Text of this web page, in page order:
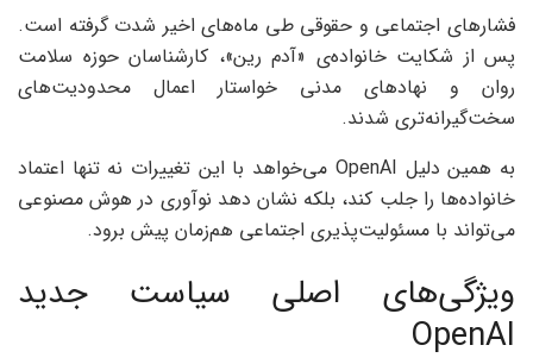
فشارهای اجتماعی و حقوقی طی ماه‌های اخیر شدت گرفته است.
پس از شکایت خانواده‌ی «آدم رین»، کارشناسان حوزه سلامت
روان و نهادهای مدنی خواستار اعمال محدودیت‌های
سخت‌گیرانه‌تری شدند.
به همین دلیل OpenAI می‌خواهد با این تغییرات نه تنها اعتماد
خانواده‌ها را جلب کند، بلکه نشان دهد نوآوری در هوش مصنوعی
می‌تواند با مسئولیت‌پذیری اجتماعی هم‌زمان پیش برود.
ویژگی‌های اصلی سیاست جدید
OpenAI